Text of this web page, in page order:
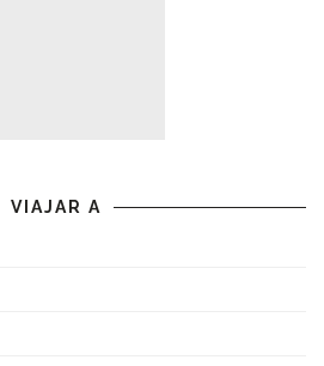
VIAJAR A